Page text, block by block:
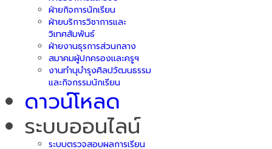
ฝ่ายกิจการนักเรียน
ฝ่ายบริการวิชาการและ
วิเทศสัมพันธ์
ฝ่ายงานธุรการส่วนกลาง
สมาคมผู้ปกครองและครูฯ
งานทำนุบำรุงศิลปวัฒนธรรม
และกิจกรรมนักเรียน
ดาวน์โหลด
ระบบออนไลน์
ระบบตรวจสอบผลการเรียน